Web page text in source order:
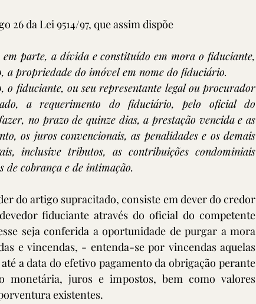
26 da Lei 9514/97, que assim dispõe
parte, a dívida e constituído em mora o fiduciante,
a propriedade do imóvel em nome do fiduciário.
o fiduciante, ou seu representante legal ou procurador
a requerimento do fiduciário, pelo oficial do
no prazo de quinze dias, a prestação vencida e as
os juros convencionais, as penalidades e os demais
inclusive tributos, as contribuições condominiais
de cobrança e de intimação.
do artigo supracitado, consiste em dever do credor
fiduciante através do oficial do competente
seja conferida a oportunidade de purgar a mora
e vincendas, - entenda-se por vincendas aquelas
a data do efetivo pagamento da obrigação perante
monetária, juros e impostos, bem como valores
existentes.